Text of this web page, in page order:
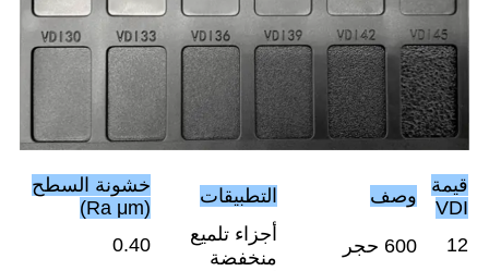
قيمة
VDI
وصف التطبيقات
خشونة السطح
(Ra μm)
12
600 حجر
أجزاء تلميع
منخفضة
0.40